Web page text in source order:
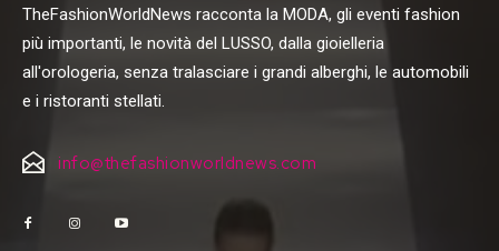
TheFashionWorldNews racconta la MODA, gli eventi fashion
più importanti, le novità del LUSSO, dalla gioielleria
all'orologeria, senza tralasciare i grandi alberghi, le automobili
e i ristoranti stellati.
info@thefashionworldnews.com